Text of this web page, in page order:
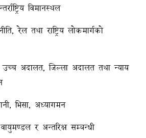
विमानस्थल
रेल तथा राष्ट्रिय लोकमार्गको
अदालत, जिल्ला अदालत तथा न्याय
भिसा, अध्यागमन
र अन्तरिक्ष सम्बन्धी